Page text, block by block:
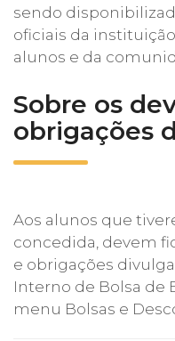
sendo
oficiais da
alunos e da
Sobre os
obrigações
Aos alunos que
concedida, devem
e obrigações
Interno de Bolsa de
menu Bolsas e